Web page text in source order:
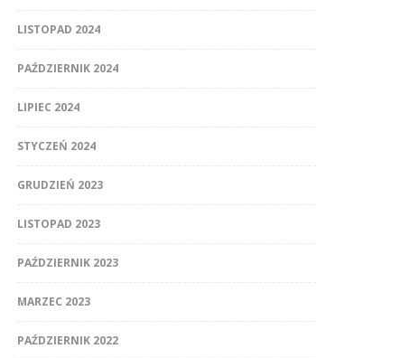
LISTOPAD 2024
PAŹDZIERNIK 2024
LIPIEC 2024
STYCZEŃ 2024
GRUDZIEŃ 2023
LISTOPAD 2023
PAŹDZIERNIK 2023
MARZEC 2023
PAŹDZIERNIK 2022